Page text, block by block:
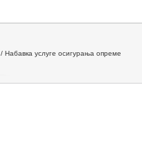
Набавка услуге осигурања опреме